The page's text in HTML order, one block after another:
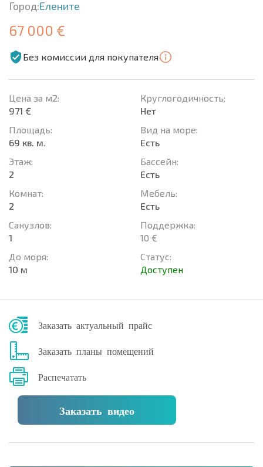
Город:Елените
67 000 €
Без комиссии для покупателя
Цена за м2:
971 €
Площадь:
69 кв. м.
Этаж:
2
Комнат:
2
Санузлов:
1
До моря:
10 м
Круглогодичность:
Нет
Вид на море:
Есть
Басcейн:
Есть
Мебель:
Есть
Поддержка:
10 €
Статус:
Доступен
Заказать актуальный прайс
Заказать планы помещений
Распечатать
Заказать видео